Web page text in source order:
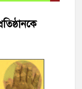
লিটন সম্মাননা
মা সমাবেশ ও